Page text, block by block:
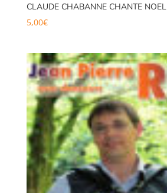
CLAUDE CHABANNE CHANTE NOEL
5,00€